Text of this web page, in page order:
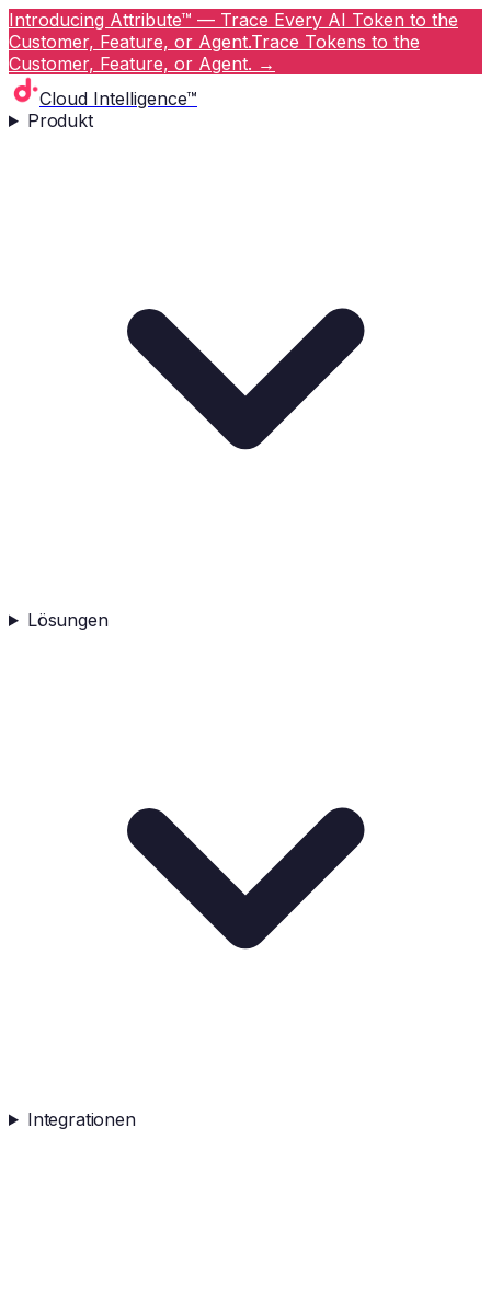
Introducing Attribute™ — Trace Every AI Token to the
Customer, Feature, or Agent.Trace Tokens to the
Customer, Feature, or Agent. →
Cloud Intelligence™
Produkt
Lösungen
Integrationen